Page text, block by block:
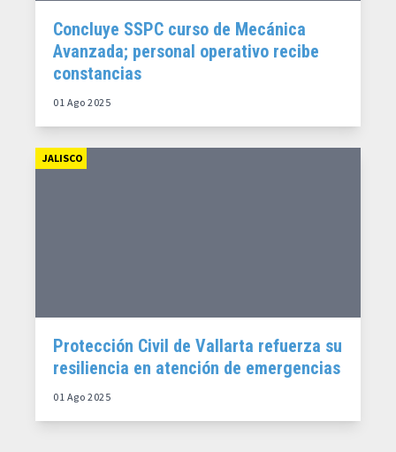
Concluye SSPC curso de Mecánica
Avanzada; personal operativo recibe
constancias
01 Ago 2025
JALISCO
Protección Civil de Vallarta refuerza su
resiliencia en atención de emergencias
01 Ago 2025